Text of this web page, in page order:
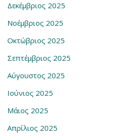
Δεκέμβριος 2025
Νοέμβριος 2025
Οκτώβριος 2025
Σεπτέμβριος 2025
Αύγουστος 2025
Ιούνιος 2025
Μάιος 2025
Απρίλιος 2025